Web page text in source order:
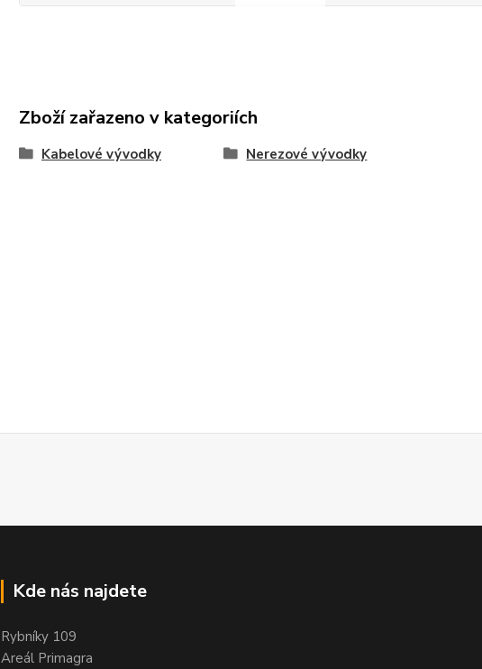
Zboží zařazeno v kategoriích
Kabelové vývodky Nerezové vývodky
Kde nás najdete
Rybníky 109
Areál Primagra